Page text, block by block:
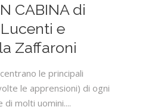
CABINA di
e
Zaffaroni
le principali
le apprensioni) di ogni
di molti uomini....